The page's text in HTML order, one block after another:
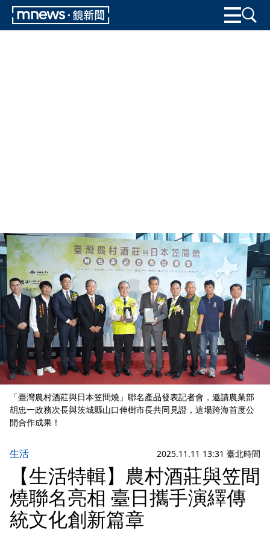
「臺灣農村酒莊與日本笠間燒」聯名產品發表記者會，邀請農業部
胡忠一政務次長與茨城縣山口伸樹市長共同見證，這場跨海首度公
開合作成果！
生活 2025.11.11 13:31 臺北時間
【生活特輯】農村酒莊與笠間
燒聯名亮相 臺日攜手演繹傳
統文化創新篇章